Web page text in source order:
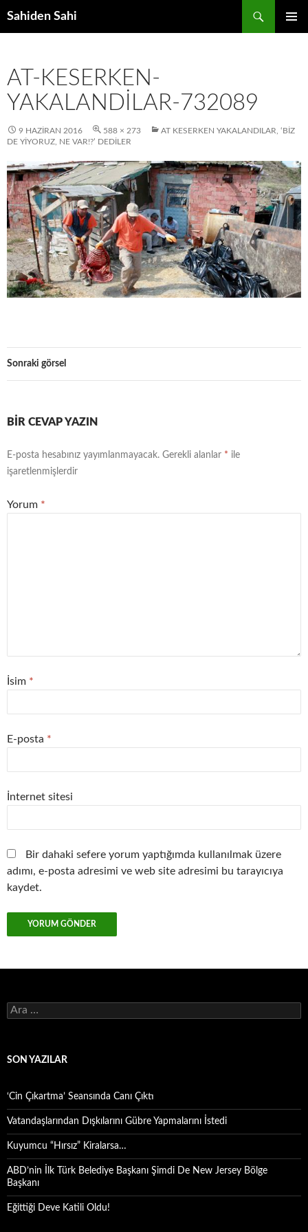
Sahiden Sahi
AT-KESERKEN-
YAKALANDILAR-732089
9 HAZIRAN 2016 588 × 273
AT KESERKEN YAKALANDILAR, ‘BIZ
DE YIYORUZ, NE VAR!?’ DEDILER
Sonraki görsel
BIR CEVAP YAZIN
E-posta hesabınız yayımlanmayacak. Gerekli alanlar * ile
işaretlenmişlerdir
Yorum *
İsim *
E-posta *
İnternet sitesi
Bir dahaki sefere yorum yaptığımda kullanılmak üzere
adımı, e-posta adresimi ve web site adresimi bu tarayıcıya
kaydet.
Arama:
SON YAZILAR
‘Cin Çıkartma’ Seansında Canı Çıktı
Vatandaşlarından Dışkılarını Gübre Yapmalarını İstedi
Kuyumcu “Hırsız” Kiralarsa…
ABD’nin İlk Türk Belediye Başkanı Şimdi De New Jersey Bölge
Başkanı
Eğittiği Deve Katili Oldu!